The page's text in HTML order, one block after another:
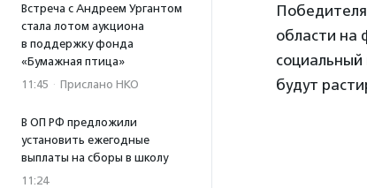
Встреча с Андреем Ургантом
стала лотом аукциона
в поддержку фонда
«Бумажная птица»
11:45 · Прислано НКО
В ОП РФ предложили
установить ежегодные
выплаты на сборы в школу
11:24
области на
социальный
будут